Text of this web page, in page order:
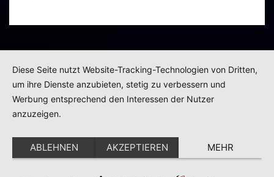
Diese Seite nutzt Website-Tracking-Technologien von Dritten,
um ihre Dienste anzubieten, stetig zu verbessern und
Werbung entsprechend den Interessen der Nutzer
anzuzeigen.
ABLEHNEN AKZEPTIEREN MEHR